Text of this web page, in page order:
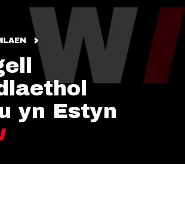
yn Estyn